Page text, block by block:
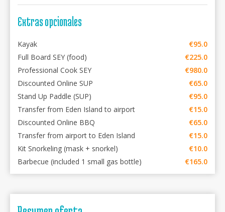
Extras opcionales
Kayak
€95.0
Full Board SEY (food)
€225.0
Professional Cook SEY
€980.0
Discounted Online SUP
€65.0
Stand Up Paddle (SUP)
€95.0
Transfer from Eden Island to airport
€15.0
Discounted Online BBQ
€65.0
Transfer from airport to Eden Island
€15.0
Kit Snorkeling (mask + snorkel)
€10.0
Barbecue (included 1 small gas bottle)
€165.0